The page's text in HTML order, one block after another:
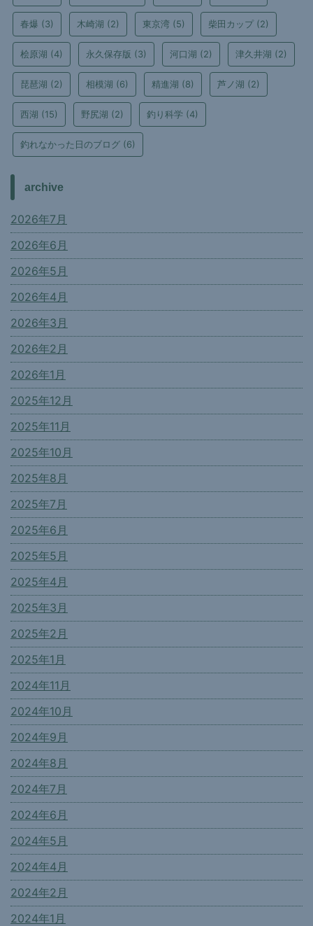
春爆 (3) 木崎湖 (2) 東京湾 (5) 柴田カップ (2)
桧原湖 (4) 永久保存版 (3) 河口湖 (2) 津久井湖 (2)
琵琶湖 (2) 相模湖 (6) 精進湖 (8) 芦ノ湖 (2)
西湖 (15) 野尻湖 (2) 釣り科学 (4)
釣れなかった日のブログ (6)
archive
2026年7月
2026年6月
2026年5月
2026年4月
2026年3月
2026年2月
2026年1月
2025年12月
2025年11月
2025年10月
2025年8月
2025年7月
2025年6月
2025年5月
2025年4月
2025年3月
2025年2月
2025年1月
2024年11月
2024年10月
2024年9月
2024年8月
2024年7月
2024年6月
2024年5月
2024年4月
2024年2月
2024年1月